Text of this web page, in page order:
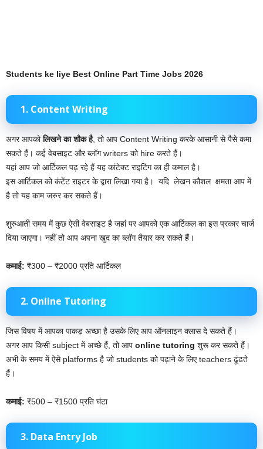
Students ke liye Best Online Part Time Jobs 2026
1. Content Writing
अगर आपकोलिखने का शौक है, तो आप Content Writing करके आसानी से पैसे कमा
सकते हैं। कई वेबसाइट और ब्लॉग writers को hire करते हैं।
यहां आप जो आर्टिकल पढ़ रहे हैं यह कांटेक्ट राइटिंग का ही कमाल है।
इस आर्टिकल को कंटेंट राइटर के द्वारा लिखा गया है। यदि लेखन कौशल क्षमता आप में
है तो यह काम जरुर कर सकते हैं।
शुरुआती समय में कुछ ऐसी वेबसाइट है जहां पर आपको एक आर्टिकल का इस प्रकार चार्ज
दिया जाएगा। नहीं तो आप अपना खुद का ब्लॉग तैयार कर सकते हैं।
कमाई: ₹300 – ₹2000 प्रति आर्टिकल
2. Online Tutoring
जिस विषय में आपका पाकड़ अच्छा है उसके लिए आप ऑनलाइन क्लास दे सकते हैं।
अगर आप किसी subject में अच्छे हैं, तो आप online tutoring शुरू कर सकते हैं।
अभी के समय में ऐसे platforms है जो students को पढ़ाने के लिए teachers ढूंढते
हैं।
कमाई: ₹500 – ₹1500 प्रति घंटा
3. Data Entry Job